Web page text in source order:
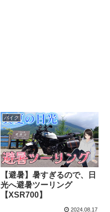
バイク
【避暑】暑すぎるので、日
光へ避暑ツーリング
【XSR700】
2024.08.17